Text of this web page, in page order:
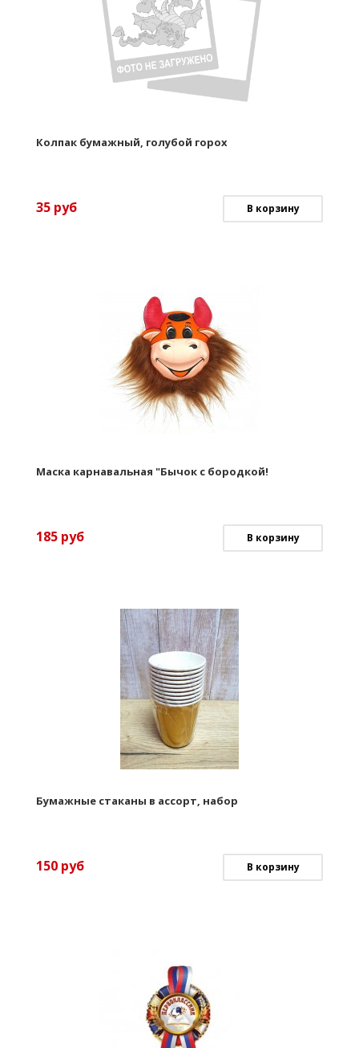
Колпак бумажный, голубой горох
35 руб В корзину
Маска карнавальная "Бычок с бородкой!
185 руб В корзину
Бумажные стаканы в ассорт, набор
150 руб В корзину